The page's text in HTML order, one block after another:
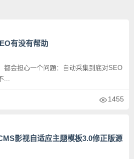
有没有帮助
都会担心一个问题：自动采集到底对SEO
1455
影视自适应主题模板3.0修正版源